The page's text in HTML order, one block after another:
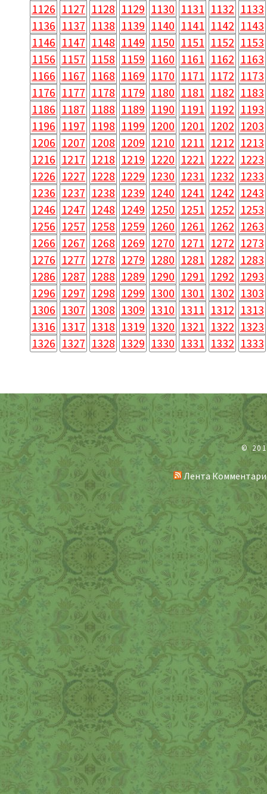
1126 1127 1128 1129 1130 1131 1132 1133
1136 1137 1138 1139 1140 1141 1142 1143
1146 1147 1148 1149 1150 1151 1152 1153
1156 1157 1158 1159 1160 1161 1162 1163
1166 1167 1168 1169 1170 1171 1172 1173
1176 1177 1178 1179 1180 1181 1182 1183
1186 1187 1188 1189 1190 1191 1192 1193
1196 1197 1198 1199 1200 1201 1202 1203
1206 1207 1208 1209 1210 1211 1212 1213
1216 1217 1218 1219 1220 1221 1222 1223
1226 1227 1228 1229 1230 1231 1232 1233
1236 1237 1238 1239 1240 1241 1242 1243
1246 1247 1248 1249 1250 1251 1252 1253
1256 1257 1258 1259 1260 1261 1262 1263
1266 1267 1268 1269 1270 1271 1272 1273
1276 1277 1278 1279 1280 1281 1282 1283
1286 1287 1288 1289 1290 1291 1292 1293
1296 1297 1298 1299 1300 1301 1302 1303
1306 1307 1308 1309 1310 1311 1312 1313
1316 1317 1318 1319 1320 1321 1322 1323
1326 1327 1328 1329 1330 1331 1332 1333
©
Лента